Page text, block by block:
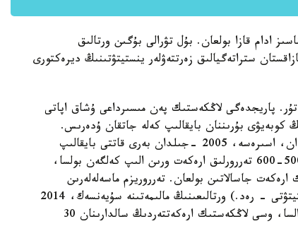
30 مىڭنان اسا كىناسىز ادام قازا بولعان. بۇل تۋرالى بۇگىن ورتالىق
ستراتەگيالىق زەرتتەۋلەر ينستيتۋتىنىڭ ديرەكتورى
پاريجدەگى لاڭكەستىك پەن مىسىرداعى ۇشاق اپاتى
كوبەيۋى بۇرىننان بايقالىپ كەلە جاتقان ۇدەرىس.
جالپى، تەرروريزم اكتىلەرىنىڭ كوبەيۋى 2000 -جىلداردان، اسىرەسە، 2005 -جىلدان بەرى قاتتى بايقالىپ
كەلەدى. ەگەر، وسى ۋاقىتقا دەيىن الەم بويىنشا جىلىنا 500-600 تەررورلىق ارەكەت ورىن الىپ كەلگەن بولسا،
اسا لاڭكەستىك ارەكەت جاسالاتىن بولعان. تەرروريزم ماسەلەلەرىن
زەرتتەۋ جونىندەگى مونتەرەي(حالىقارالىق زەرتتەۋلەر ينستيتۋتى - رەد.) ورتالىعىنىڭ مالىمەتىنە سۇيەنسەك، 2014
-جىلى الەمدە 13 مىڭنان اسا لاڭكەستىك شابۋىل ورىن السا، وسى لاڭكەستىك ارەكەتتەردىڭ سالدارىنان 30